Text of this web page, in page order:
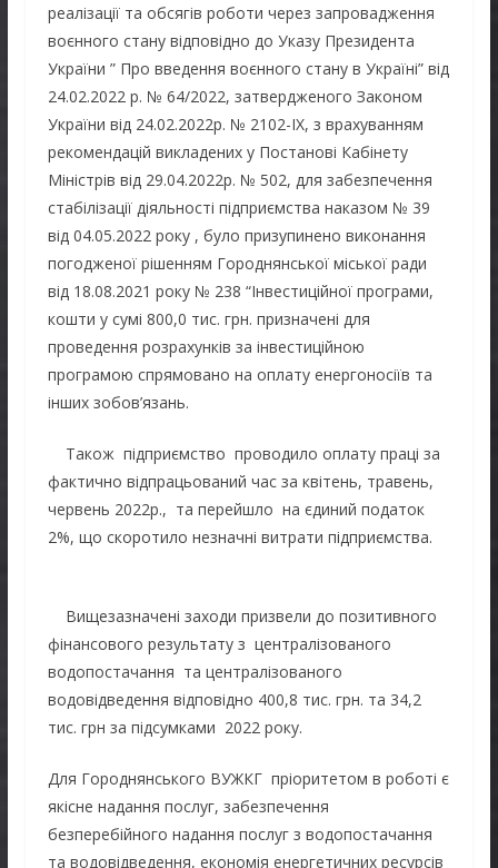
реалізації та обсягів роботи через запровадження
воєнного стану відповідно до Указу Президента
України ” Про введення воєнного стану в Україні” від
24.02.2022 р. № 64/2022, затвердженого Законом
України від 24.02.2022р. № 2102-IX, з врахуванням
рекомендацій викладених у Постанові Кабінету
Міністрів від 29.04.2022р. № 502, для забезпечення
стабілізації діяльності підприємства наказом № 39
від 04.05.2022 року , було призупинено виконання
погодженої рішенням Городнянської міської ради
від 18.08.2021 року № 238 “Інвестиційної програми,
кошти у сумі 800,0 тис. грн. призначені для
проведення розрахунків за інвестиційною
програмою спрямовано на оплату енергоносіїв та
інших зобов’язань.
Також підприємство проводило оплату праці за
фактично відпрацьований час за квітень, травень,
червень 2022р., та перейшло на єдиний податок
2%, що скоротило незначні витрати підприємства.
Вищезазначені заходи призвели до позитивного
фінансового результату з централізованого
водопостачання та централізованого
водовідведення відповідно 400,8 тис. грн. та 34,2
тис. грн за підсумками 2022 року.
Для Городнянського ВУЖКГ пріоритетом в роботі є
якісне надання послуг, забезпечення
безперебійного надання послуг з водопостачання
та водовідведення, економія енергетичних ресурсів